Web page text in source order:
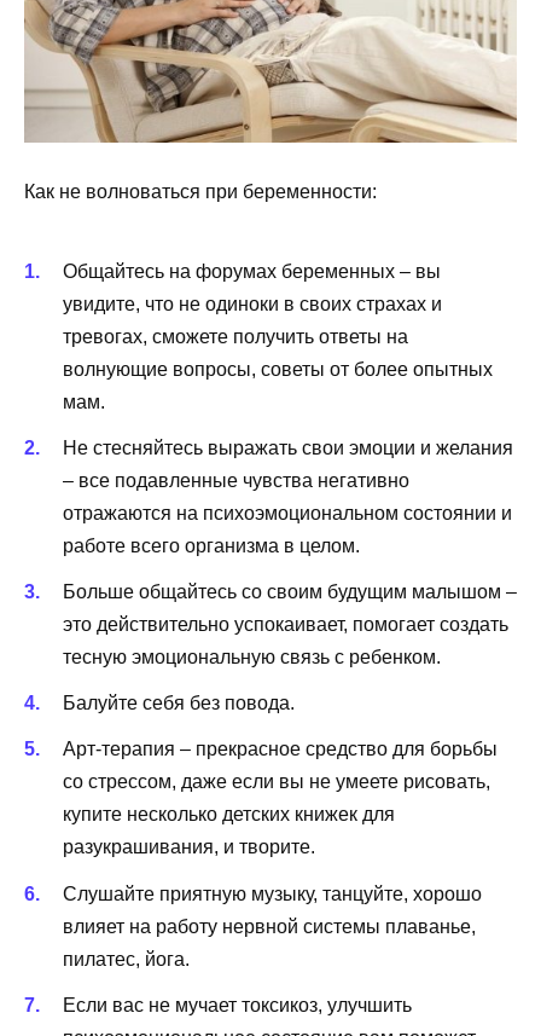
Как не волноваться при беременности:
Общайтесь на форумах беременных – вы
увидите, что не одиноки в своих страхах и
тревогах, сможете получить ответы на
волнующие вопросы, советы от более опытных
мам.
Не стесняйтесь выражать свои эмоции и желания
– все подавленные чувства негативно
отражаются на психоэмоциональном состоянии и
работе всего организма в целом.
Больше общайтесь со своим будущим малышом –
это действительно успокаивает, помогает создать
тесную эмоциональную связь с ребенком.
Балуйте себя без повода.
Арт-терапия – прекрасное средство для борьбы
со стрессом, даже если вы не умеете рисовать,
купите несколько детских книжек для
разукрашивания, и творите.
Слушайте приятную музыку, танцуйте, хорошо
влияет на работу нервной системы плаванье,
пилатес, йога.
Если вас не мучает токсикоз, улучшить